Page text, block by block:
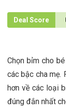
Deal Score
Chọn bỉm cho
các bậc cha mẹ.
hơn về các loại
đúng đắn nhất